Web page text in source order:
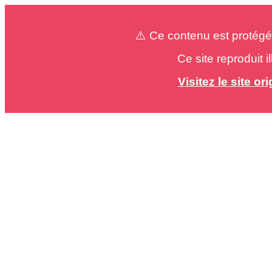
⚠️ Ce contenu est
Ce site reproduit
Visitez le site